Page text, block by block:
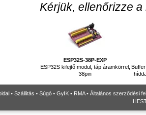
Kérjük, ellenőrizze
ESP32S-38P-EXP
ESP32S kifejtő modul, táp áramkörrel,
38pin
• Szállítás • Súgó • GyIK • RMA• Általános szerződési